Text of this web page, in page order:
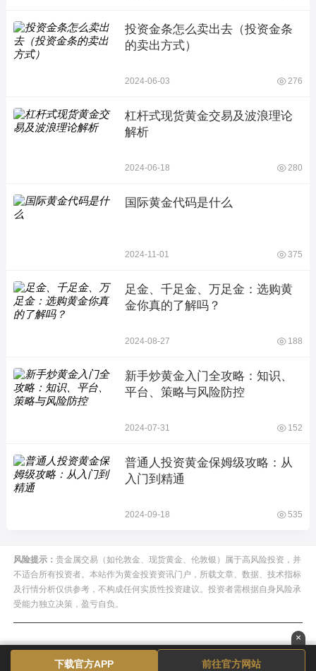
投资金条怎么卖出去（投资金条
的卖出方式）
2024-06-03 276
杠杆式现货黄金交易及波浪理论
解析
2024-06-18 280
国际黄金代码是什么
2024-11-01 375
足金、千足金、万足金：选购黄
金你真的了解吗？
2024-08-27 188
新手炒黄金入门全攻略：知识、
平台、策略与风险防控
2024-07-31 152
普通人投资黄金保姆级攻略：从
入门到精通
2024-09-18 535
风险提示： 贵金属交易（如伦敦金、现货黄金、伦敦银）属于高风险投资，并
不适合所有投资者。本站作为黄金投资资讯门户，所载文章、数据、技术指标
及行情分析仅供参考，不构成任何实质性投资建议。投资者需根据自身风险承
受能力独立决策，盈亏自负。
×
下载官方APP 前往官方网站